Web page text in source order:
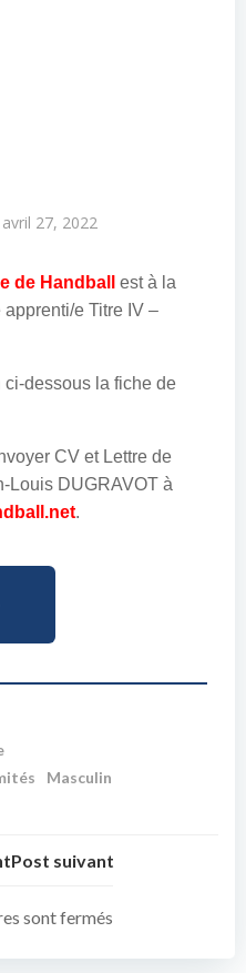
avril 27, 2022
de Handball
est à la
e Titre IV –
dessous la fiche de
CV et Lettre de
Louis DUGRAVOT à
.
Masculin
Post suivant
sont fermés